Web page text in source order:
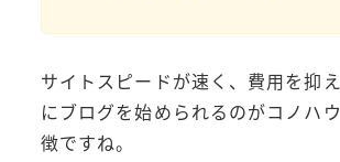
サイトスピードが速く、費用を抑
にブログを始められるのがコノハ
徴ですね。